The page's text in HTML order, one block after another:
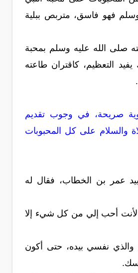
فهو فاسق، متربص ببلية
صلى الله عليه وسلم بمحبة
يفيد التعظيم، كاقتران طاعته
صريحة، في وجوب تقديم
والسلام على كل المحبوبات
عمر بن الخطاب، فقال له
لأنت أحب إلي من كل شيء إلا
والذي نفسي بيده، حتى أكون